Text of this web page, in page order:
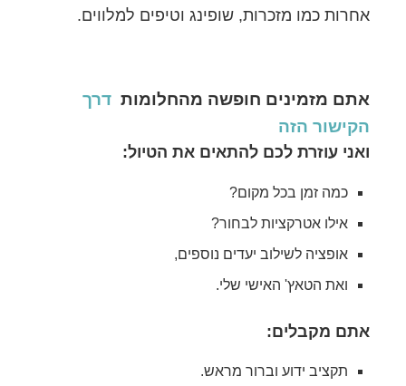
אחרות כמו מזכרות, שופינג וטיפים למלווים.
אתם מזמינים חופשה מהחלומות דרך
הקישור הזה
ואני עוזרת לכם להתאים את הטיול:
כמה זמן בכל מקום?
אילו אטרקציות לבחור?
אופציה לשילוב יעדים נוספים,
ואת הטאץ' האישי שלי.
אתם מקבלים:
תקציב ידוע וברור מראש.